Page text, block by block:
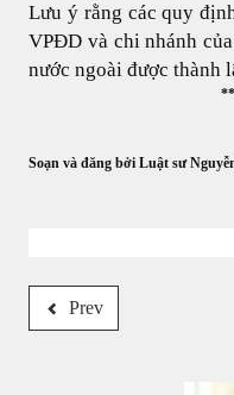
Lưu ý rằng các quy
VPĐD và chi nhánh
nước ngoài được thành
Soạn và đăng bởi Luật sư
Prev